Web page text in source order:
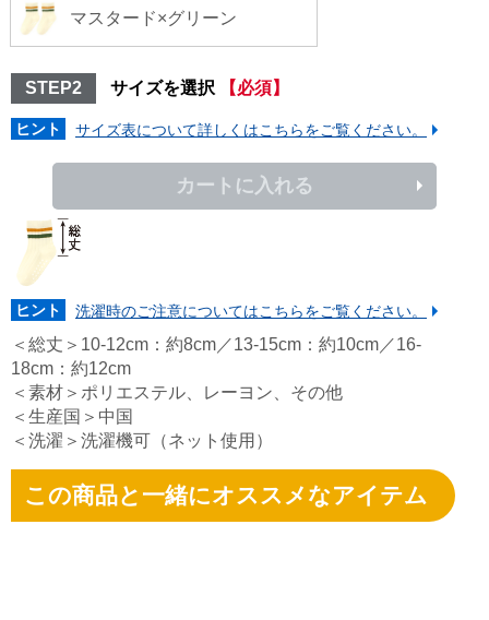
マスタード×グリーン
STEP2 サイズを選択 【必須】
ヒント サイズ表について詳しくはこちらをご覧ください。
カートに入れる
ヒント 洗濯時のご注意についてはこちらをご覧ください。
＜総丈＞10-12cm：約8cm／13-15cm：約10cm／16-
18cm：約12cm
＜素材＞ポリエステル、レーヨン、その他
＜生産国＞中国
＜洗濯＞洗濯機可（ネット使用）
この商品と一緒にオススメなアイテム